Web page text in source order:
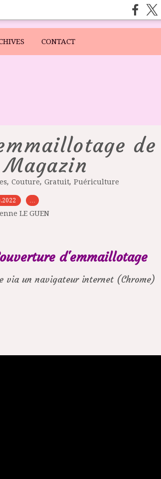
CONTACT
de
, Couture, Gratuit, Puériculture
…
LE GUEN
d'emmaillotage
via un navigateur internet (Chrome)